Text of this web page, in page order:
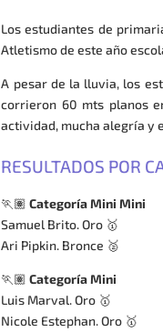
Los estudiantes de
Atletismo de este año
A pesar de la lluvia, los
corrieron 60 mts planos
actividad, mucha alegría y
RESULTADOS POR
🏃🏽Categoría Mini Mini
Samuel Brito. Oro 🥇
Ari Pipkin. Bronce 🥈
🏃🏽Categoría Mini
Luis Marval. Oro 🥇
Nicole Estephan. Oro 🥇